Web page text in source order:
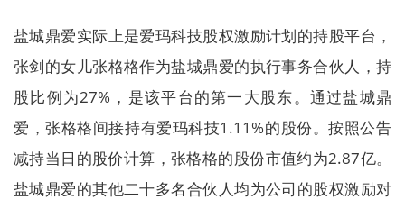
盐城鼎爱实际上是爱玛科技股权激励计划的持股平台，
张剑的女儿张格格作为盐城鼎爱的执行事务合伙人，持
股比例为27%，是该平台的第一大股东。通过盐城鼎
爱，张格格间接持有爱玛科技1.11%的股份。按照公告
减持当日的股价计算，张格格的股份市值约为2.87亿。
盐城鼎爱的其他二十多名合伙人均为公司的股权激励对